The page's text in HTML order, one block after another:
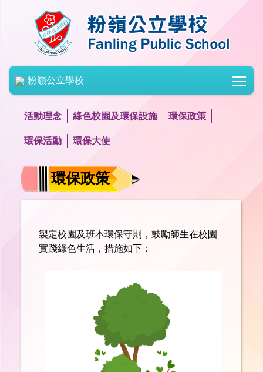
粉嶺公立學校
活動理念 綠色校園及環保設施 環保政策
環保活動 環保大使
環保政策
製定校園及班本環保守則，鼓勵師生在校園
實踐綠色生活，措施如下：